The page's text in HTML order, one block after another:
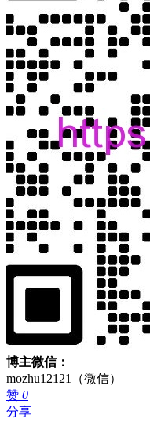
博主微信：
mozhu12121（微信）
赞 0
分享